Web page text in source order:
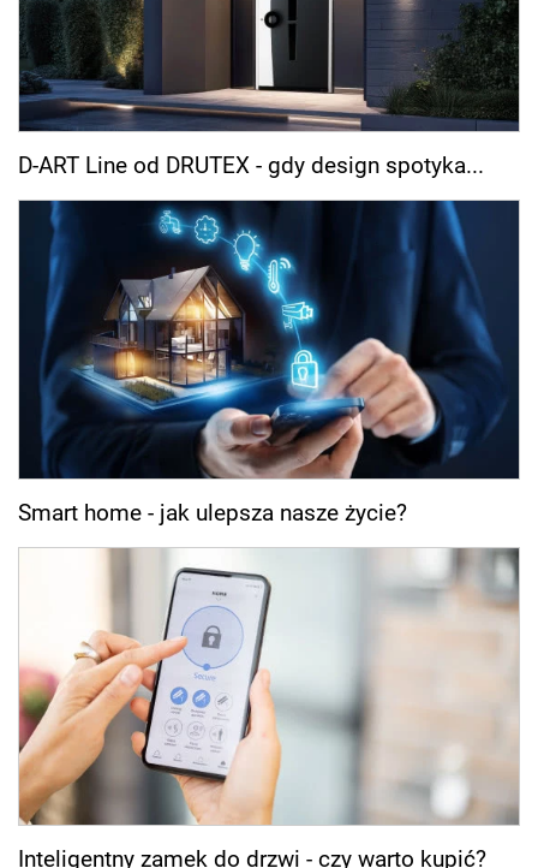
D-ART Line od DRUTEX - gdy design spotyka...
Smart home - jak ulepsza nasze życie?
Inteligentny zamek do drzwi - czy warto kupić?